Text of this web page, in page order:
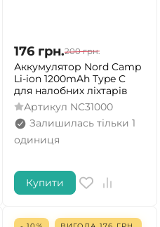
176 грн.200 грн.
Аккумулятор Nord Camp
Li-ion 1200mAh Type C
для налобних ліхтарів
Артикул NC31000
Залишилась тільки 1
одиниця
Купити